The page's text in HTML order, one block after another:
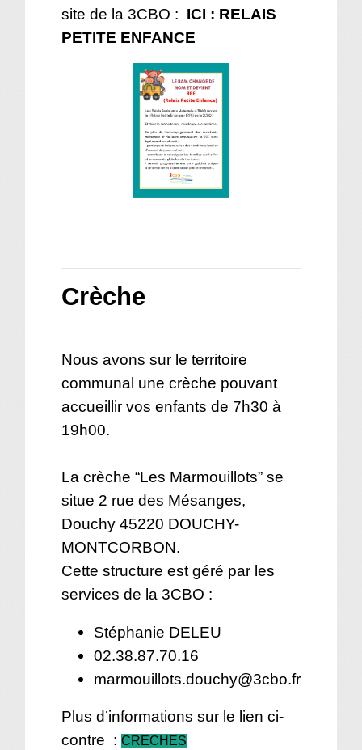
site de la 3CBO : ICI : RELAIS
PETITE ENFANCE
Crèche
Nous avons sur le territoire
communal une crèche pouvant
accueillir vos enfants de 7h30 à
19h00.
La crèche “Les Marmouillots” se
situe 2 rue des Mésanges,
Douchy 45220 DOUCHY-
MONTCORBON.
Cette structure est géré par les
services de la 3CBO :
Stéphanie DELEU
02.38.87.70.16
marmouillots.douchy@3cbo.fr
Plus d’informations sur le lien ci-
contre :CRECHES